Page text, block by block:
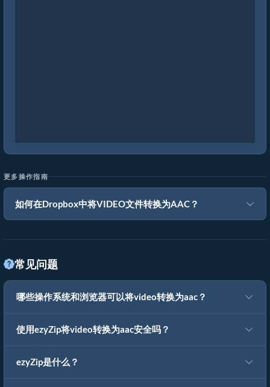
更多操作指南
如何在Dropbox中将VIDEO文件转换为AAC？
常见问题
哪些操作系统和浏览器可以将video转换为aac？
使用ezyZip将video转换为aac安全吗？
ezyZip是什么？